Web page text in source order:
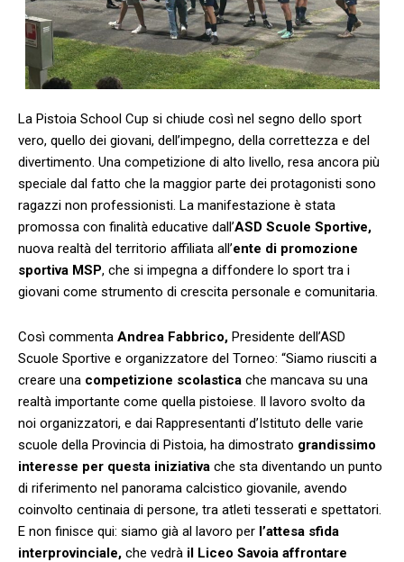
La Pistoia School Cup si chiude così nel segno dello sport
vero, quello dei giovani, dell’impegno, della correttezza e del
divertimento. Una competizione di alto livello, resa ancora più
speciale dal fatto che la maggior parte dei protagonisti sono
ragazzi non professionisti. La manifestazione è stata
promossa con finalità educative dall’ASD Scuole Sportive,
nuova realtà del territorio affiliata all’ente di promozione
sportiva MSP, che si impegna a diffondere lo sport tra i
giovani come strumento di crescita personale e comunitaria.
Così commenta Andrea Fabbrico, Presidente dell’ASD
Scuole Sportive e organizzatore del Torneo: “Siamo riusciti a
creare una competizione scolastica che mancava su una
realtà importante come quella pistoiese. Il lavoro svolto da
noi organizzatori, e dai Rappresentanti d’Istituto delle varie
scuole della Provincia di Pistoia, ha dimostrato grandissimo
interesse per questa iniziativa che sta diventando un punto
di riferimento nel panorama calcistico giovanile, avendo
coinvolto centinaia di persone, tra atleti tesserati e spettatori.
E non finisce qui: siamo già al lavoro per l’attesa sfida
interprovinciale, che vedrà il Liceo Savoia affrontare